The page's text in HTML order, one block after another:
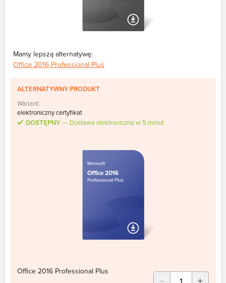
Mamy lepszą alternatywę:
Office 2016 Professional Plus
ALTERNATYWNY PRODUKT
Wariant:
elektroniczny certyfikat
DOSTĘPNY
Dostawa elektroniczna w 5 minut
Office 2016 Professional Plus